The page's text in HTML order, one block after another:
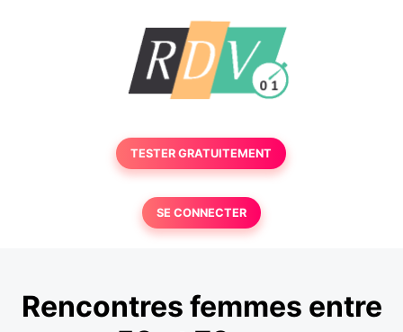
TESTER GRATUITEMENT
SE CONNECTER
Rencontres femmes entre